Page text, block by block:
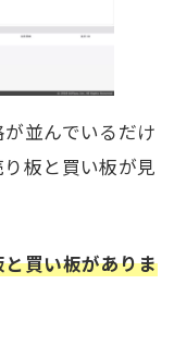
並んでいるだけ
板と買い板が見
買い板がありま